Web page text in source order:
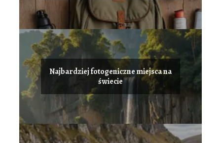
Najbardziej fotogeniczne miejsca na
świecie